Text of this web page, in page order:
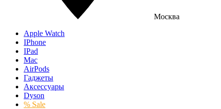
Москва
Apple Watch
IPhone
IPad
Mac
AirPods
Гаджеты
Аксессуары
Dyson
% Sale